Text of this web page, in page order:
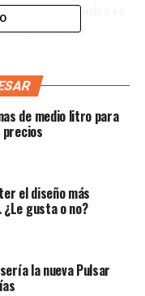
gestión térmica es
regulativas o
para
Esto es
demasiado por
de medio litro para
precios
el diseño más
gusta o no?
la nueva Pulsar